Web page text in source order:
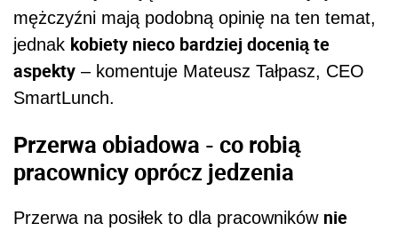
mężczyźni mają podobną opinię na ten temat,
jednak kobiety nieco bardziej docenią te
aspekty – komentuje Mateusz Tałpasz, CEO
SmartLunch.
Przerwa obiadowa - co robią
pracownicy oprócz jedzenia
Przerwa na posiłek to dla pracowników nie